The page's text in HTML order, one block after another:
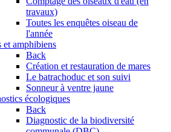
travaux)
Toutes les enquêtes oiseau de
l'année
et amphibiens
Back
Création et restauration de mares
Le batrachoduc et son suivi
Sonneur à ventre jaune
écologiques
Back
Diagnostic de la biodiversité